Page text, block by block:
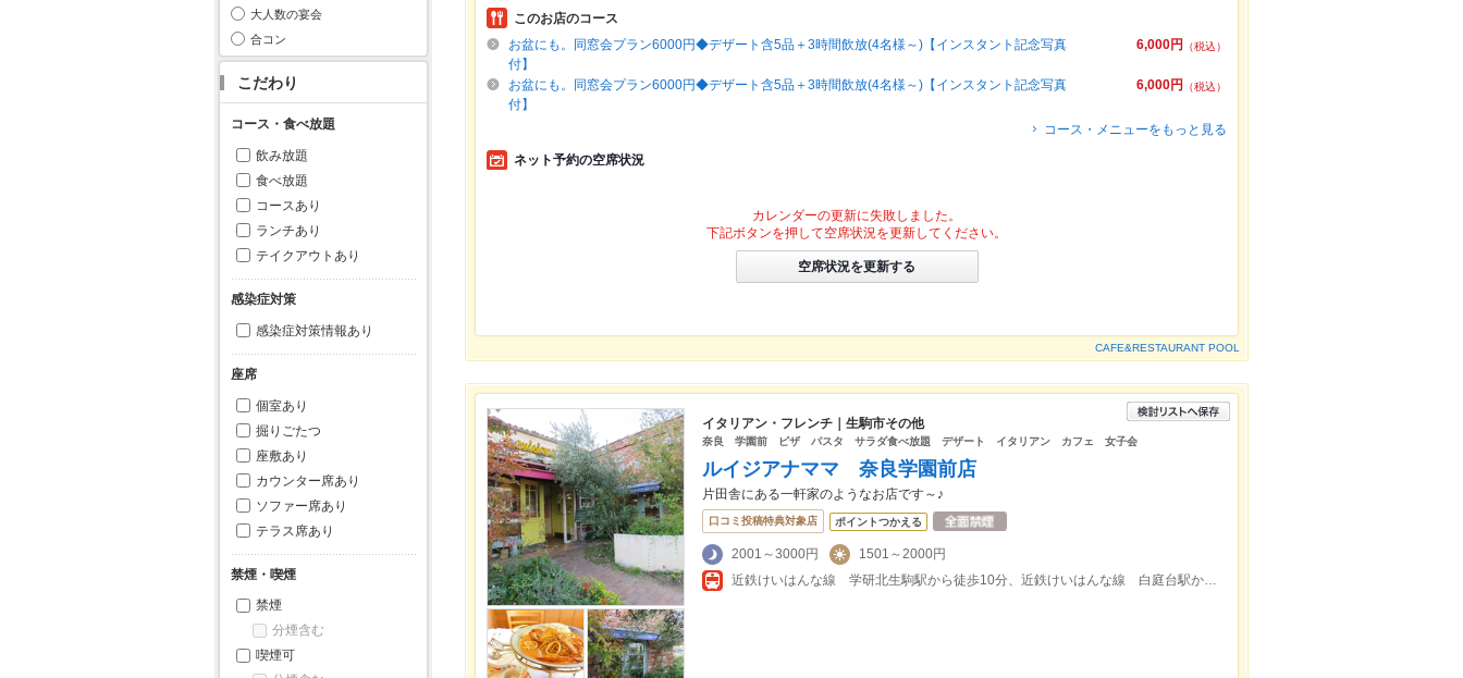
大人数の宴会
合コン
こだわり
コース・食べ放題
飲み放題
食べ放題
コースあり
ランチあり
テイクアウトあり
感染症対策
感染症対策情報あり
座席
個室あり
掘りごたつ
座敷あり
カウンター席あり
ソファー席あり
テラス席あり
禁煙・喫煙
禁煙
分煙含む
喫煙可
このお店のコース
6,000円
（税込）
お盆にも。同窓会プラン6000円◆デザート含5品＋3時間飲放(4名様～)【インスタント記念写真
付】
6,000円
（税込）
お盆にも。同窓会プラン6000円◆デザート含5品＋3時間飲放(4名様～)【インスタント記念写真
付】
コース・メニューをもっと見る
ネット予約の空席状況
カレンダーの更新に失敗しました。
下記ボタンを押して空席状況を更新してください。
空席状況を更新する
CAFE&RESTAURANT POOL
イタリアン・フレンチ｜生駒市その他
奈良 学園前 ピザ パスタ サラダ食べ放題 デザート イタリアン カフェ 女子会
ルイジアナママ 奈良学園前店
片田舎にある一軒家のようなお店です～♪
口コミ投稿特典対象店 ポイントつかえる
2001～3000円
1501～2000円
近鉄けいはんな線 学研北生駒駅から徒歩10分、近鉄けいはんな線 白庭台駅から徒歩11分、